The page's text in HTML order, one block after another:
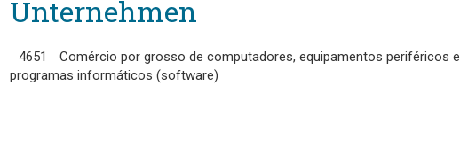
Unternehmen
4651
Comércio por grosso de computadores, equipamentos periféricos e
programas informáticos (software)